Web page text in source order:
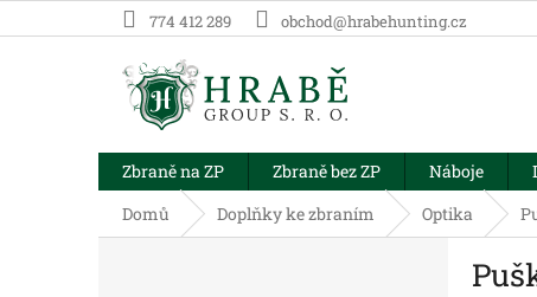
na
774 412 289 obchod@hrabehunting.cz
Zbraně na ZP Zbraně bez ZP Náboje
Domů
Doplňky ke zbraním Optika